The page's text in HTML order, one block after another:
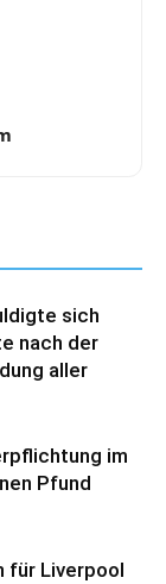
sich
nach der
aller
im
Pfund
für Liverpool